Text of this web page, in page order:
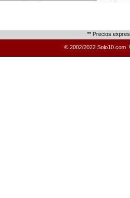
** Precios
© 2002/2022 Solo10.com